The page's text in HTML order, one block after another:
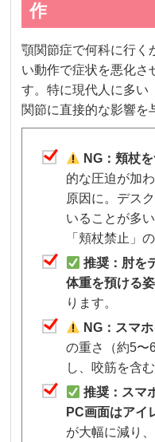
作
顎関節症で何科に行く
い動作で症状を悪化さ
す。特に現代人に多い
関節に直接的な影響を
NG：頬杖を
的な圧迫が加
原因に。デス
いることが多
「頬杖禁止」
推奨：肘を
体重を預ける
ります。
NG：スマ
の重さ（約5〜
し、咬筋を含
推奨：スマ
PC画面はアイ
が大幅に減り